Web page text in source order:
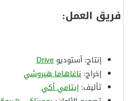
فريق العمل:
إنتاج: أستوديو Drive
إخراج: ناغاهاما هيروشي
تأليف: إيتامي أكي